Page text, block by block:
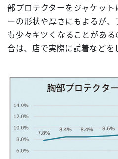
部プロテクターをジャケット
ーの形状や厚さにもよるが、
も少々キツくなることがあ
合は、店で実際に試着などを